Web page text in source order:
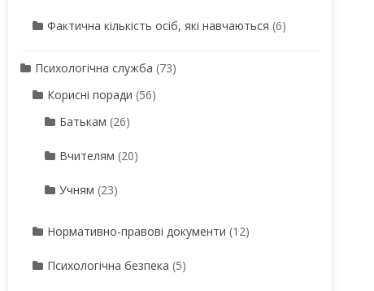
Фактична кількість осіб, які навчаються (6)
Психологічна служба (73)
Корисні поради (56)
Батькам (26)
Вчителям (20)
Учням (23)
Нормативно-правові документи (12)
Психологічна безпека (5)